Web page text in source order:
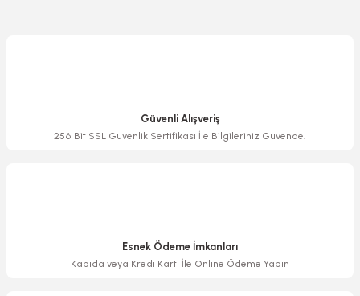
Ürün bilgilerinde hatalar bulunuyor.
Güvenli Alışveriş
256 Bit SSL Güvenlik Sertifikası İle Bilgileriniz Güvende!
Esnek Ödeme İmkanları
Kapıda veya Kredi Kartı İle Online Ödeme Yapın